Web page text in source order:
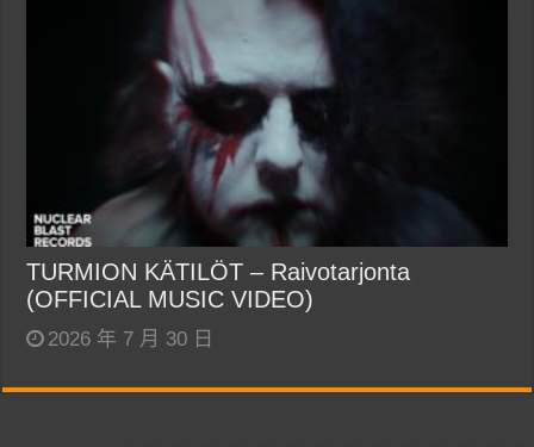
TURMION KÄTILÖT – Raivotarjonta
(OFFICIAL MUSIC VIDEO)
2026 年 7 月 30 日